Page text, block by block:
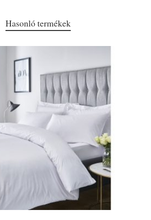
Hasonló termékek